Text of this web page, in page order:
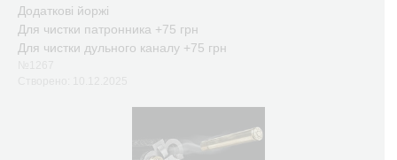
Додаткові йоржі
Для чистки патронника +75 грн
Для чистки дульного каналу +75 грн